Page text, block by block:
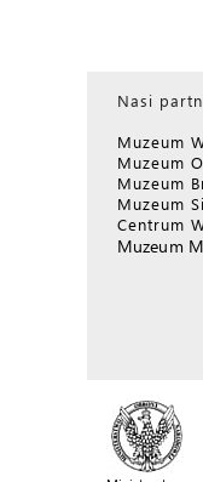
Nasi
Muzeum
Muzeum
Muzeum
Muzeum
Centrum
Muzeum